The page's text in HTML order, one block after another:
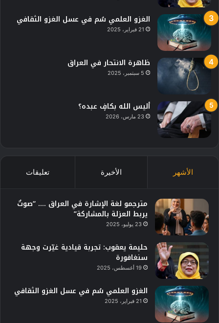
الغزو العلمي سُم في عسل الغزو الثقافي
21 فبراير، 2025
ظاهرة الانتحار في العراق
5 سبتمبر، 2025
أليس الله بكافٍ عبده؟
23 مارس، 2026
الأشهر الأخيرة تعليقات
مترجمو لغة الإشارة في العراق …. “صوتٌ
يربط العزلة بالمشاركة”
23 يوليو، 2025
حليمة يعقوب: تجربة قيادية غيّرت وجهة
سنغافورة
19 أغسطس، 2025
الغزو العلمي سُم في عسل الغزو الثقافي
21 فبراير، 2025